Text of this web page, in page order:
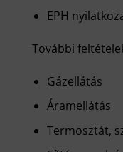
EPH
További
Gázellátás
Áramellátás
Termosztát,